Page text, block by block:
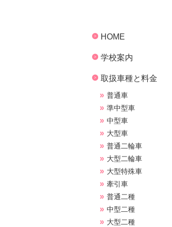
HOME
学校案内
取扱車種と料金
普通車
準中型車
中型車
大型車
普通二輪車
大型二輪車
大型特殊車
牽引車
普通二種
中型二種
大型二種